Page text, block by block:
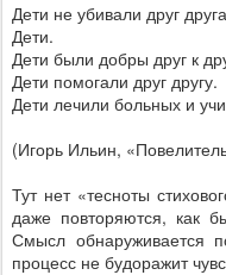
Дети не убивали друг
Дети.
Дети были добры друг к
Дети помогали друг другу.
Дети лечили больных и
(Игорь Ильин,
Тут нет «тесноты
даже повторяются, как
Смысл обнаруживается
процесс не будоражит